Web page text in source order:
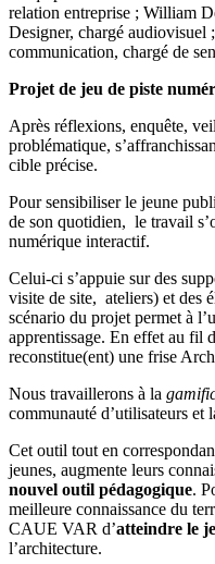
relation entreprise ; William
Designer, chargé audiovisuel
communication, chargé de
Projet de jeu de piste
Après réflexions, enquête,
problématique,
cible précise.
Pour sensibiliser le jeune
de son quotidien, le travail
numérique interactif.
Celui-ci s’appuie sur des
visite de site, ateliers) et des
scénario du projet permet à
apprentissage. En effet au fil
reconstitue(ent) une frise
Nous travaillerons à la
communauté d’utilisateurs et
Cet outil tout en
jeunes, augmente leurs
nouvel outil pédagogique.
meilleure connaissance du
CAUE VAR d’atteindre le
l’architecture.